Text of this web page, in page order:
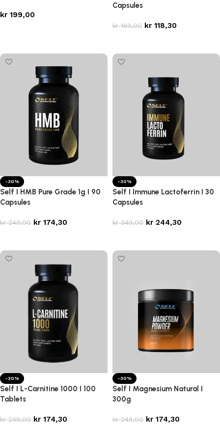
kr 199,00
Capsules
kr169,00 kr 118,30
-30%
Self I HMB Pure Grade 1g I 90
Capsules
kr249,00 kr 174,30
-30%
Self I Immune Lactoferrin I 30
Capsules
kr349,00 kr 244,30
-30%
Self I L-Carnitine 1000 I 100
Tablets
kr249,00 kr 174,30
-30%
Self I Magnesium Natural I
300g
kr249,00 kr 174,30